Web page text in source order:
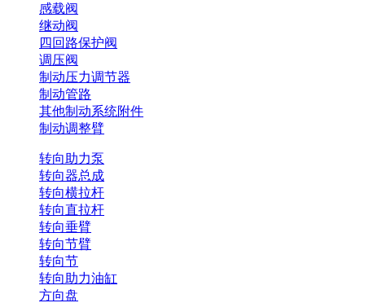
感载阀
继动阀
四回路保护阀
调压阀
制动压力调节器
制动管路
其他制动系统附件
制动调整臂
转向助力泵
转向器总成
转向横拉杆
转向直拉杆
转向垂臂
转向节臂
转向节
转向助力油缸
方向盘